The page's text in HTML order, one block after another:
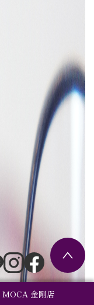
MOCA 金剛店